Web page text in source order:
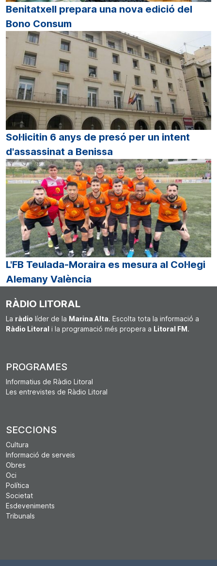
Benitatxell prepara una nova edició del
Bono Consum
Sol·licitin 6 anys de presó per un intent
d'assassinat a Benissa
L'FB Teulada-Moraira es mesura al Col·legi
Alemany València
RÀDIO LITORAL
La ràdio líder de la Marina Alta. Escolta tota la informació a
Ràdio Litoral i la programació més propera a Litoral FM.
PROGRAMES
Informatius de Ràdio Litoral
Les entrevistes de Ràdio Litoral
SECCIONS
Cultura
Informació de serveis
Obres
Oci
Política
Societat
Esdeveniments
Tribunals